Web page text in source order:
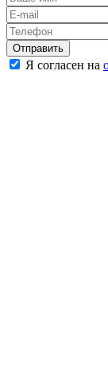
Отправить
Я согласен на